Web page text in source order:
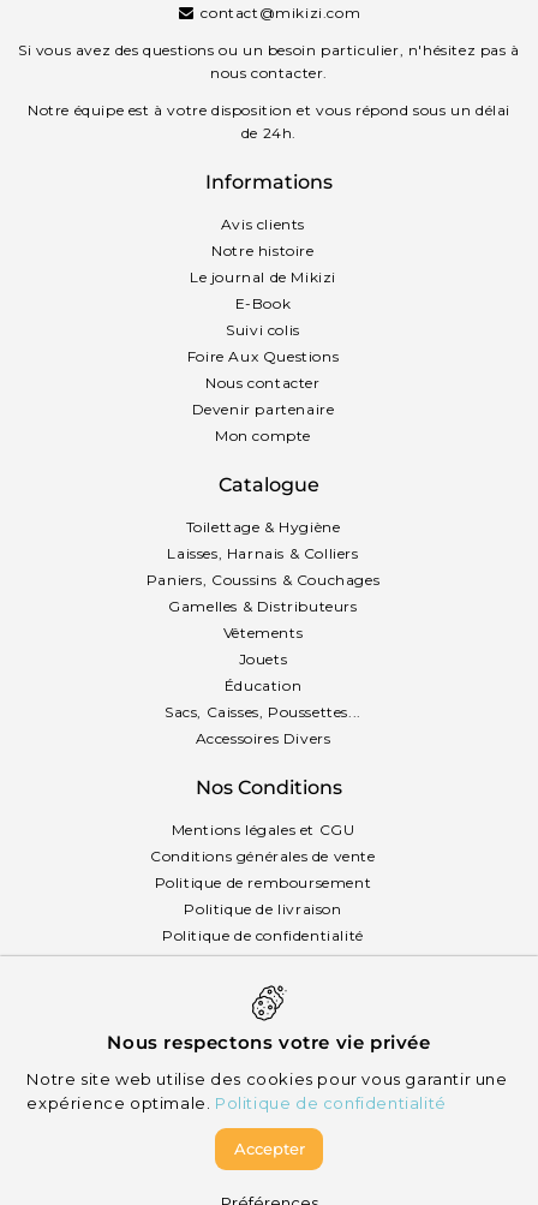
contact@mikizi.com
Si vous avez des questions ou un besoin particulier, n'hésitez pas à
nous contacter.
Notre équipe est à votre disposition et vous répond sous un délai
de 24h.
Informations
Avis clients
Notre histoire
Le journal de Mikizi
E-Book
Suivi colis
Foire Aux Questions
Nous contacter
Devenir partenaire
Mon compte
Catalogue
Toilettage & Hygiène
Laisses, Harnais & Colliers
Paniers, Coussins & Couchages
Gamelles & Distributeurs
Vêtements
Jouets
Éducation
Sacs, Caisses, Poussettes...
Accessoires Divers
Nos Conditions
Mentions légales et CGU
Conditions générales de vente
Politique de remboursement
Politique de livraison
Politique de confidentialité
Politique des cookies
Français
© 2026 Mikizi - Tous droits réservés
Nous respectons votre vie privée
Notre site web utilise des cookies pour vous garantir une
expérience optimale.
Politique de confidentialité
Accepter